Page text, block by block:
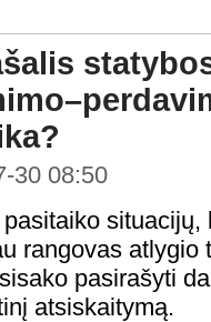
30 08:50
rangovas
pasirašyti
atsiskaitymą.